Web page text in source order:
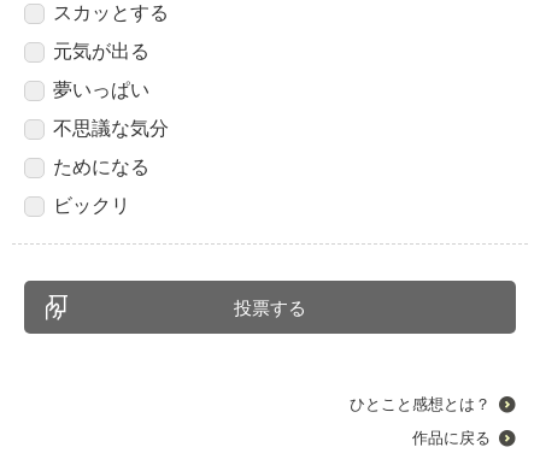
スカッとする
元気が出る
夢いっぱい
不思議な気分
ためになる
ビックリ
ひとこと感想とは？
作品に戻る